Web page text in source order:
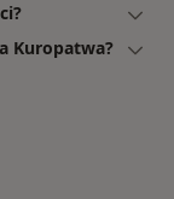
Kuropatwa?